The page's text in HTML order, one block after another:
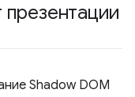
Shadow DOM